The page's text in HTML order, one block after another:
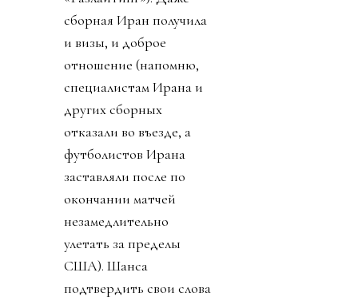
сборная Иран получила
и визы, и доброе
отношение (напомню,
специалистам Ирана и
других сборных
отказали во въезде, а
футболистов Ирана
заставляли после по
окончании матчей
незамедлительно
улетать за пределы
США). Шанса
подтвердить свои слова